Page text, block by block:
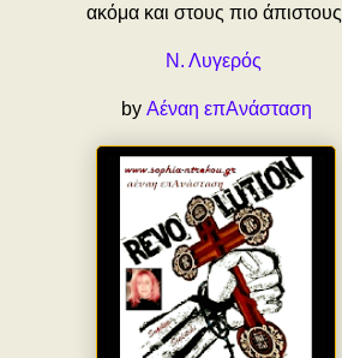
ακόμα και στους πιο
Ν. Λυγερός
by Αέναη επΑνάσταση